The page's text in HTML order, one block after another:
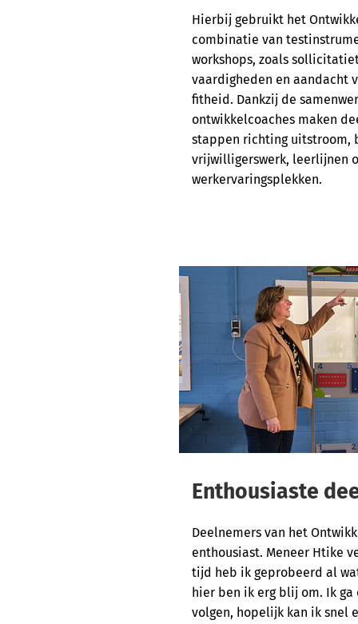
Hierbij gebruikt het
combinatie van
workshops, zoals
vaardigheden en aandacht
fitheid. Dankzij de
ontwikkelcoaches maken
stappen richting uitstroom,
vrijwilligerswerk, leerlijnen
werkervaringsplekken.
Enthousiaste
Deelnemers van het
enthousiast. Meneer Htike
tijd heb ik geprobeerd al
hier ben ik erg blij om. Ik ga
volgen, hopelijk kan ik snel